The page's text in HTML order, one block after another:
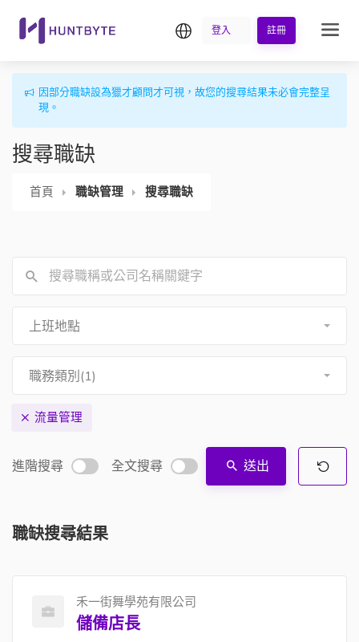
繁中登入 註冊
因部分職缺設為獵才顧問才可視，故您的搜尋結果未必會完整呈
現。
搜尋職缺
首頁 職缺管理 搜尋職缺
上班地點
職務類別(1)
流量管理
進階搜尋 全文搜尋 送出
職缺搜尋結果
禾一街舞學苑有限公司
儲備店長